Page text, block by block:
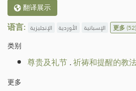
翻译展示
语言: الإنجليزية الأوردية الإسبانية 更多(52)
类别
尊贵及礼节.祈祷和提醒的教
更多